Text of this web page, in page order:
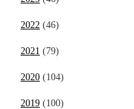
2022 (46)
2021 (79)
2020 (104)
2019 (100)